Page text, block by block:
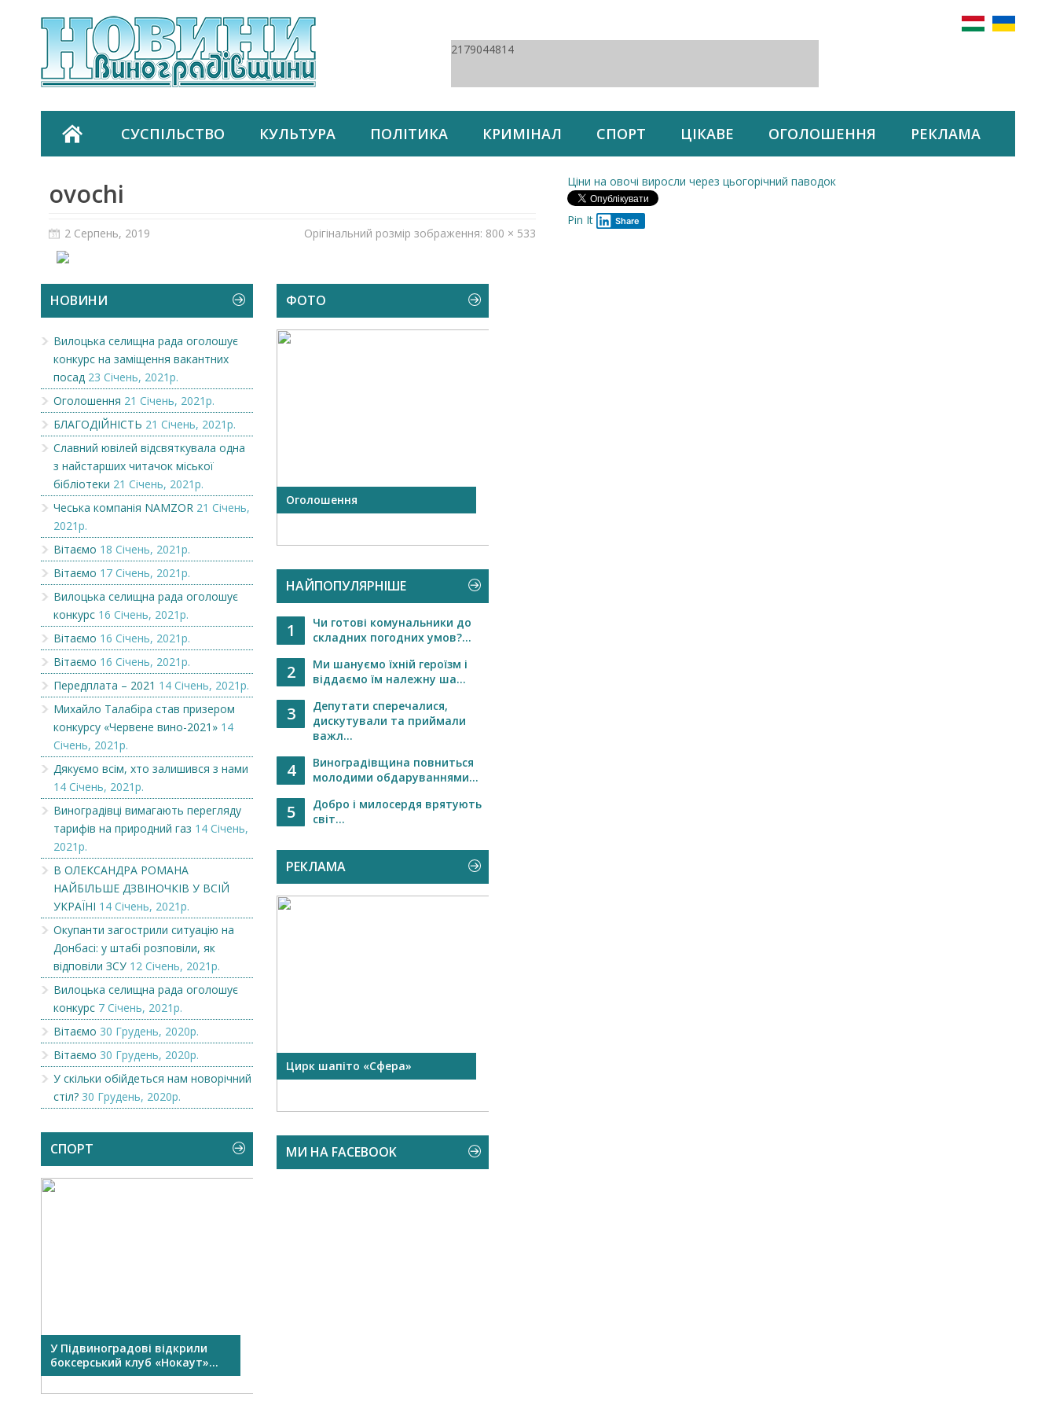
2179044814
СУСПІЛЬСТВО КУЛЬТУРА ПОЛІТИКА КРИМІНАЛ СПОРТ ЦІКАВЕ ОГОЛОШЕННЯ РЕКЛАМА
ovochi
2 Серпень, 2019 Орігінальний розмір зображення: 800 × 533
Ціни на овочі виросли через цьогорічний паводок
Pin It Share
НОВИНИ
Вилоцька селищна рада оголошує
конкурс на заміщення вакантних
посад 23 Січень, 2021р.
Оголошення 21 Січень, 2021р.
БЛАГОДІЙНІСТЬ 21 Січень, 2021р.
Славний ювілей відсвяткувала одна
з найстарших читачок міської
бібліотеки 21 Січень, 2021р.
Чеська компанія NAMZOR 21 Січень,
2021р.
Вітаємо 18 Січень, 2021р.
Вітаємо 17 Січень, 2021р.
Вилоцька селищна рада оголошує
конкурс 16 Січень, 2021р.
Вітаємо 16 Січень, 2021р.
Вітаємо 16 Січень, 2021р.
Передплата – 2021 14 Січень, 2021р.
Михайло Талабіра став призером
конкурсу «Червене вино-2021» 14
Січень, 2021р.
Дякуємо всім, хто залишився з нами
14 Січень, 2021р.
Виноградівці вимагають перегляду
тарифів на природний газ 14 Січень,
2021р.
В ОЛЕКСАНДРА РОМАНА
НАЙБІЛЬШЕ ДЗВІНОЧКІВ У ВСІЙ
УКРАЇНІ 14 Січень, 2021р.
Окупанти загострили ситуацію на
Донбасі: у штабі розповіли, як
відповіли ЗСУ 12 Січень, 2021р.
Вилоцька селищна рада оголошує
конкурс 7 Січень, 2021р.
Вітаємо 30 Грудень, 2020р.
Вітаємо 30 Грудень, 2020р.
У скільки обійдеться нам новорічний
стіл? 30 Грудень, 2020р.
СПОРТ
У Підвиноградові відкрили
боксерський клуб «Нокаут»...
ФОТО
Вилоцька селищна рада
оголошує конкурс на
заміщення вакантни...
Оголошення
НАЙПОПУЛЯРНІШЕ
1
Чи готові комунальники до
складних погодних умов?...
2
Ми шануємо їхній героїзм і
віддаємо їм належну ша...
3
Депутати сперечалися,
дискутували та приймали
важл...
4
Виноградівщина повниться
молодими обдаруваннями...
5
Добро і милосердя врятують
світ...
РЕКЛАМА
Викупимо бруньки чорної
смородини...
Цирк шапіто «Сфера»
МИ НА FACEBOOK